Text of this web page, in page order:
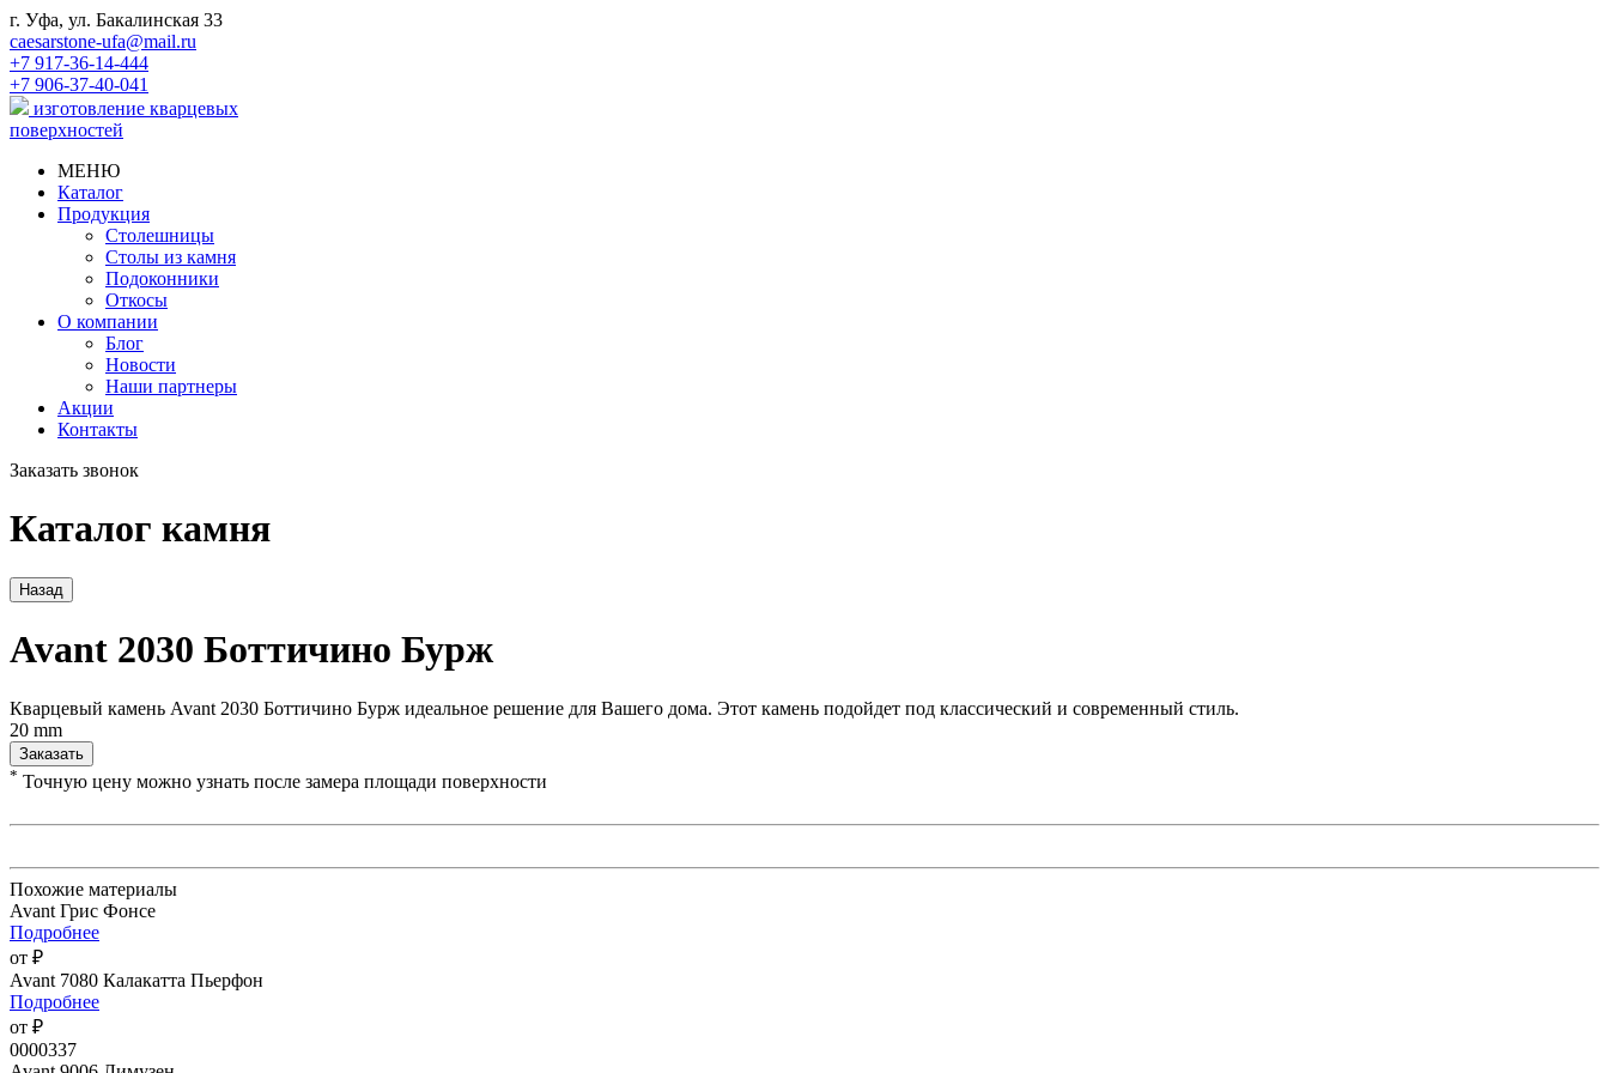
г. Уфа, ул. Бакалинская 33
caesarstone-ufa@mail.ru
+7 917-36-14-444
+7 906-37-40-041
изготовление кварцевых
поверхностей
МЕНЮ
Каталог
Продукция
Столешницы
Столы из камня
Подоконники
Откосы
О компании
Блог
Новости
Наши партнеры
Акции
Контакты
Заказать звонок
Каталог камня
Назад
Avant 2030 Боттичино Бурж
Кварцевый камень Avant 2030 Боттичино Бурж идеальное решение для Вашего дома. Этот камень подойдет под классический и современный стиль.
20 mm
Заказать
* Точную цену можно узнать после замера площади поверхности
Похожие материалы
Avant Грис Фонсе
Подробнее
от ₽
Avant 7080 Калакатта Пьерфон
Подробнее
от ₽
0000337